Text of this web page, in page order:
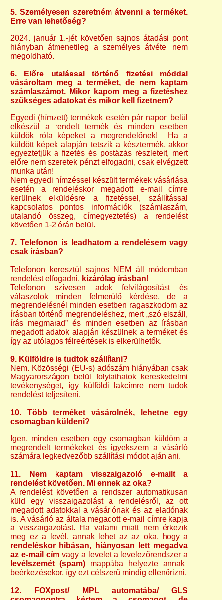
5. Személyesen szeretném átvenni a terméket.
Erre van lehetőség?
2024. január 1.-jét követően sajnos átadási pont
hiányban átmenetileg a személyes átvétel nem
megoldható.
6. Előre utalással történő fizetési móddal
vásároltam meg a terméket, de nem kaptam
számlaszámot. Mikor kapom meg a fizetéshez
szükséges adatokat és mikor kell fizetnem?
Egyedi (hímzett) termékek esetén pár napon belül
elkészül a rendelt termék és minden esetben
küldök róla képeket a megrendelőnek! Ha a
küldött képek alapján tetszik a késztermék, akkor
egyeztetjük a fizetés és postázás részleteit, mert
előre nem szeretek pénzt elfogadni, csak elvégzett
munka után!
Nem egyedi hímzéssel készült termékek vásárlása
esetén a rendeléskor megadott e-mail címre
kerülnek elküldésre a fizetéssel, szállítással
kapcsolatos pontos információk (számlaszám,
utalandó összeg, címegyeztetés) a rendelést
követően 1-2 órán belül.
7. Telefonon is leadhatom a rendelésem vagy
csak írásban?
Telefonon keresztül sajnos NEM áll módomban
rendelést elfogadni, kizárólag írásban!
Telefonon szívesen adok felvilágosítást és
válaszolok minden felmerülő kérdése, de a
megrendelésnél minden esetben ragaszkodom az
írásban történő megrendeléshez, mert „szó elszáll,
írás megmarad” és minden esetben az írásban
megadott adatok alapján készülnek a terméket és
így az utólagos félreértések is elkerülhetők.
9. Külföldre is tudtok szállítani?
Nem. Közösségi (EU-s) adószám hiányában csak
Magyarországon belül folytathatok kereskedelmi
tevékenységet, így külföldi lakcímre nem tudok
rendelést teljesíteni.
10. Több terméket vásárolnék, lehetne egy
csomagban küldeni?
Igen, minden esetben egy csomagban küldöm a
megrendelt termékeket és igyekszem a vásárló
számára legkedvezőbb szállítási módot ajánlani.
11. Nem kaptam visszaigazoló e-mailt a
rendelést követően. Mi ennek az oka?
A rendelést követően a rendszer automatikusan
küld egy visszaigazolást a rendelésről, az ott
megadott adatokkal a vásárlónak és az eladónak
is. A vásárló az általa megadott e-mail címre kapja
a visszaigazolást. Ha valami miatt nem érkezik
meg ez a levél, annak lehet az az oka, hogy a
rendeléskor hibásan, hiányosan lett megadva
az e-mail címvagy a levelet a levelezőrendszer a
levélszemét (spam) mappába helyezte annak
beérkezésekor, így ezt célszerű mindig ellenőrizni.
12. FOXpost/ MPL automatába/ GLS